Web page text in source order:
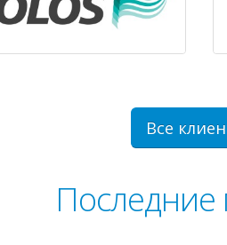
Все
Последние